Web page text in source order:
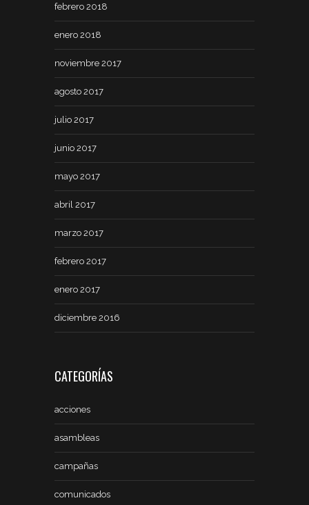
febrero 2018
enero 2018
noviembre 2017
agosto 2017
julio 2017
junio 2017
mayo 2017
abril 2017
marzo 2017
febrero 2017
enero 2017
diciembre 2016
CATEGORÍAS
acciones
asambleas
campañas
comunicados